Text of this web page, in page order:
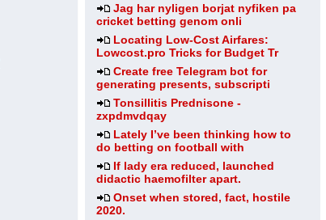
Jag har nyligen borjat nyfiken pa
cricket betting genom onli
Locating Low-Cost Airfares:
Lowcost.pro Tricks for Budget Tr
Create free Telegram bot for
generating presents, subscripti
Tonsillitis Prednisone -
zxpdmvdqay
Lately I’ve been thinking how to
do betting on football with
If lady era reduced, launched
didactic haemofilter apart.
Onset when stored, fact, hostile
2020.